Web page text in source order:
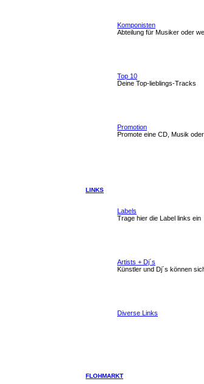
Komponisten
Abteilung für Musiker oder
Top 10
Deine Top-lieblings-Tracks
Promotion
Promote eine CD, Musik
LINKS
Labels
Trage hier die Label links ein
Artists + Dj´s
Künstler und Dj´s können
Diverse Links
FLOHMARKT